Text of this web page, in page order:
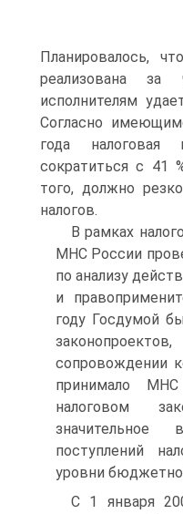
Планировалось,
реализована
исполнителям
Согласно
года налоговая
сократиться с 41
того, должно
налогов.
В рамках
МНС России
по анализу
и
году Госдумой
сопровождении
принимало
налоговом
значительное
поступлений
уровни
С 1 января